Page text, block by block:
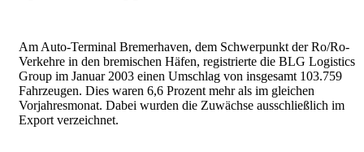
Am Auto-Terminal Bremerhaven, dem Schwerpunkt der Ro/Ro-
Verkehre in den bremischen Häfen, registrierte die BLG Logistics
Group im Januar 2003 einen Umschlag von insgesamt 103.759
Fahrzeugen. Dies waren 6,6 Prozent mehr als im gleichen
Vorjahresmonat. Dabei wurden die Zuwächse ausschließlich im
Export verzeichnet.